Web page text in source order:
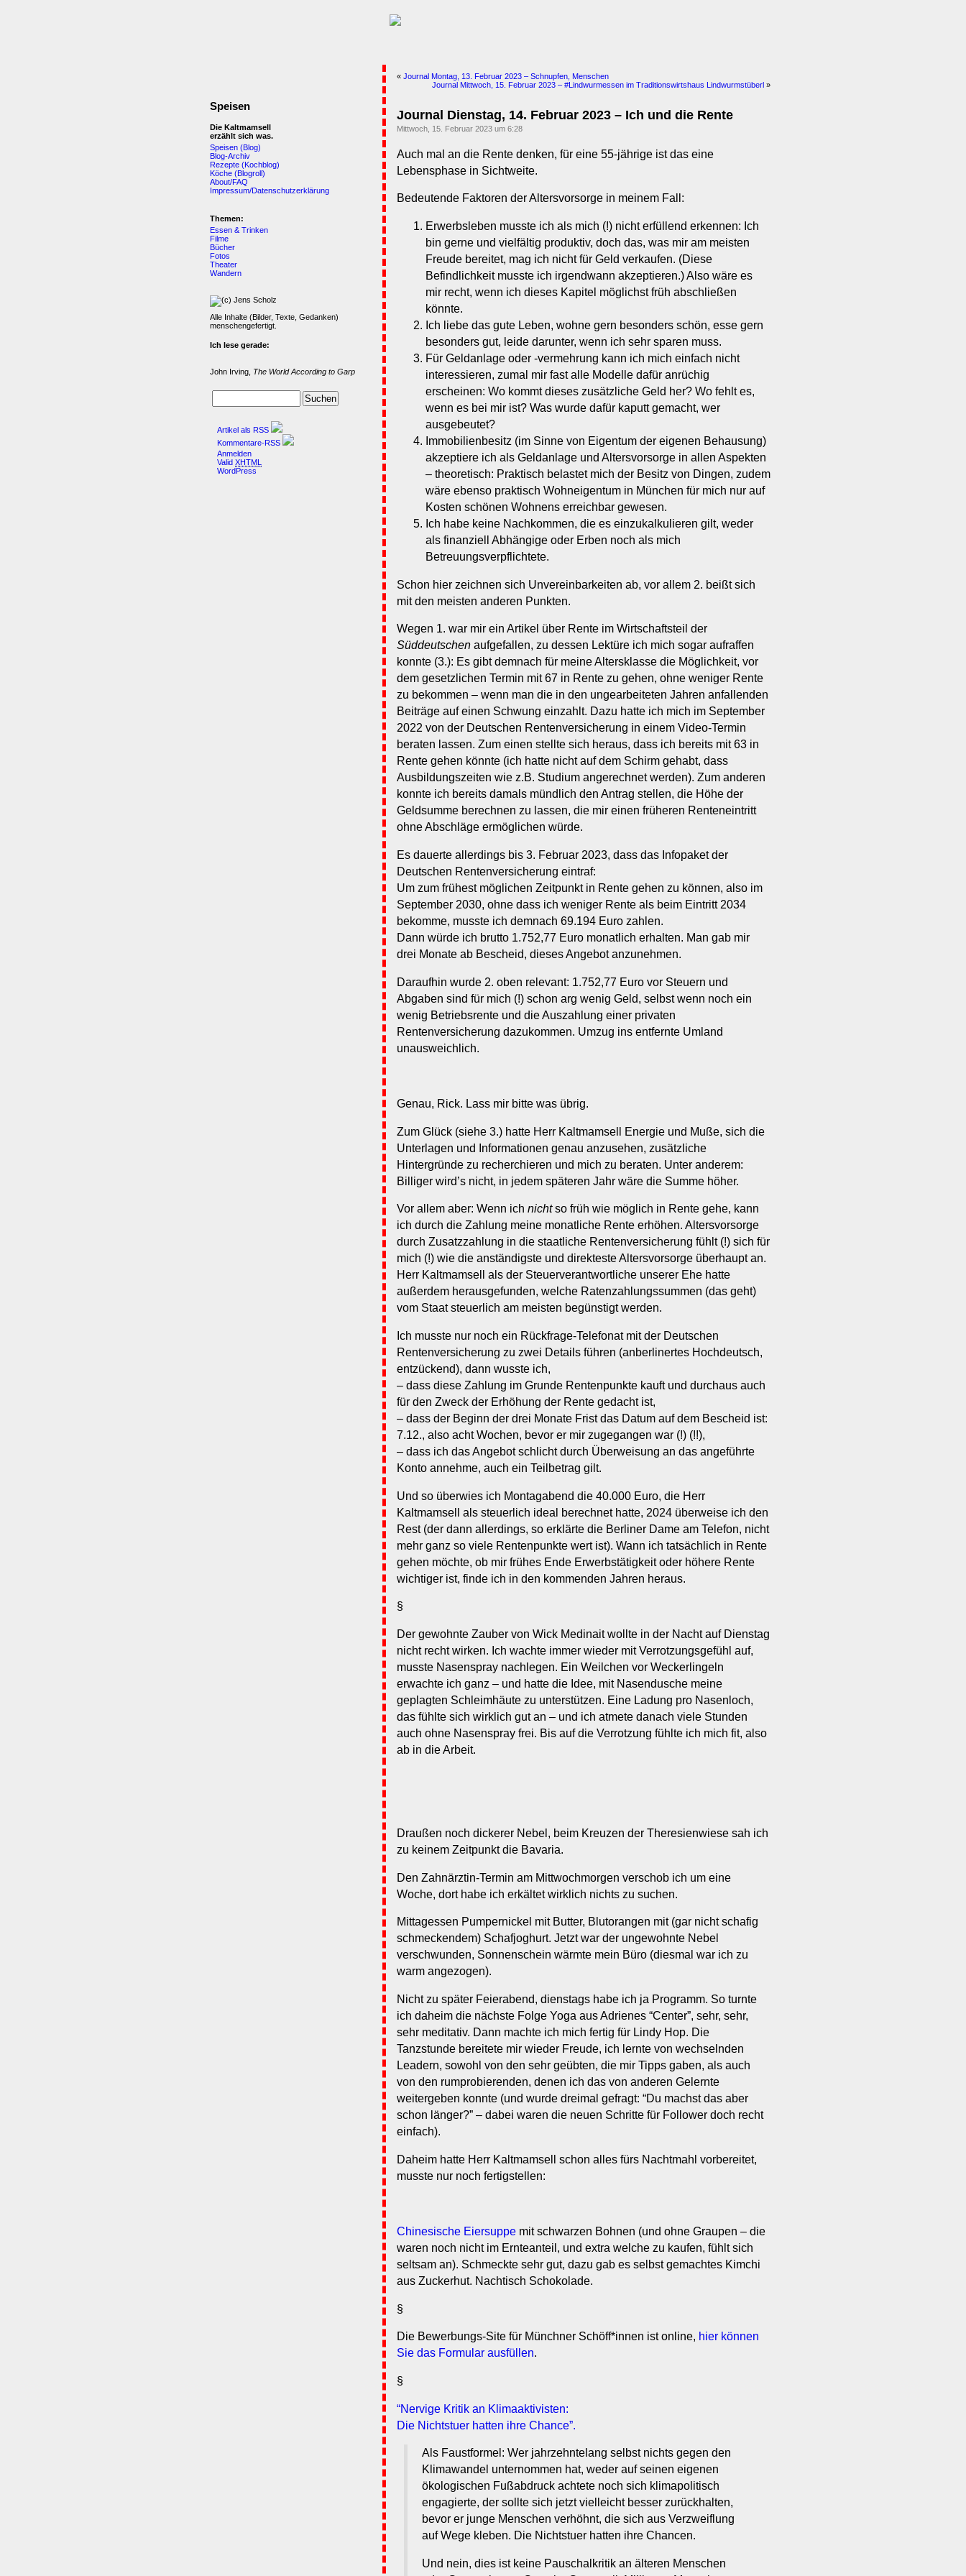
« Journal Montag, 13. Februar 2023 – Schnupfen, Menschen
Journal Mittwoch, 15. Februar 2023 – #Lindwurmessen im Traditionswirtshaus Lindwurmstüberl »
Journal Dienstag, 14. Februar 2023 – Ich und die Rente
Mittwoch, 15. Februar 2023 um 6:28
Auch mal an die Rente denken, für eine 55-jährige ist das eine
Lebensphase in Sichtweite.
Bedeutende Faktoren der Altersvorsorge in meinem Fall:
Erwerbsleben musste ich als mich (!) nicht erfüllend erkennen: Ich
bin gerne und vielfältig produktiv, doch das, was mir am meisten
Freude bereitet, mag ich nicht für Geld verkaufen. (Diese
Befindlichkeit musste ich irgendwann akzeptieren.) Also wäre es
mir recht, wenn ich dieses Kapitel möglichst früh abschließen
könnte.
Ich liebe das gute Leben, wohne gern besonders schön, esse gern
besonders gut, leide darunter, wenn ich sehr sparen muss.
Für Geldanlage oder -vermehrung kann ich mich einfach nicht
interessieren, zumal mir fast alle Modelle dafür anrüchig
erscheinen: Wo kommt dieses zusätzliche Geld her? Wo fehlt es,
wenn es bei mir ist? Was wurde dafür kaputt gemacht, wer
ausgebeutet?
Immobilienbesitz (im Sinne von Eigentum der eigenen Behausung)
akzeptiere ich als Geldanlage und Altersvorsorge in allen Aspekten
– theoretisch: Praktisch belastet mich der Besitz von Dingen, zudem
wäre ebenso praktisch Wohneigentum in München für mich nur auf
Kosten schönen Wohnens erreichbar gewesen.
Ich habe keine Nachkommen, die es einzukalkulieren gilt, weder
als finanziell Abhängige oder Erben noch als mich
Betreuungsverpflichtete.
Schon hier zeichnen sich Unvereinbarkeiten ab, vor allem 2. beißt sich
mit den meisten anderen Punkten.
Wegen 1. war mir ein Artikel über Rente im Wirtschaftsteil der
Süddeutschen aufgefallen, zu dessen Lektüre ich mich sogar aufraffen
konnte (3.): Es gibt demnach für meine Altersklasse die Möglichkeit, vor
dem gesetzlichen Termin mit 67 in Rente zu gehen, ohne weniger Rente
zu bekommen – wenn man die in den ungearbeiteten Jahren anfallenden
Beiträge auf einen Schwung einzahlt. Dazu hatte ich mich im September
2022 von der Deutschen Rentenversicherung in einem Video-Termin
beraten lassen. Zum einen stellte sich heraus, dass ich bereits mit 63 in
Rente gehen könnte (ich hatte nicht auf dem Schirm gehabt, dass
Ausbildungszeiten wie z.B. Studium angerechnet werden). Zum anderen
konnte ich bereits damals mündlich den Antrag stellen, die Höhe der
Geldsumme berechnen zu lassen, die mir einen früheren Renteneintritt
ohne Abschläge ermöglichen würde.
Es dauerte allerdings bis 3. Februar 2023, dass das Infopaket der
Deutschen Rentenversicherung eintraf:
Um zum frühest möglichen Zeitpunkt in Rente gehen zu können, also im
September 2030, ohne dass ich weniger Rente als beim Eintritt 2034
bekomme, musste ich demnach 69.194 Euro zahlen.
Dann würde ich brutto 1.752,77 Euro monatlich erhalten. Man gab mir
drei Monate ab Bescheid, dieses Angebot anzunehmen.
Daraufhin wurde 2. oben relevant: 1.752,77 Euro vor Steuern und
Abgaben sind für mich (!) schon arg wenig Geld, selbst wenn noch ein
wenig Betriebsrente und die Auszahlung einer privaten
Rentenversicherung dazukommen. Umzug ins entfernte Umland
unausweichlich.
Genau, Rick. Lass mir bitte was übrig.
Zum Glück (siehe 3.) hatte Herr Kaltmamsell Energie und Muße, sich die
Unterlagen und Informationen genau anzusehen, zusätzliche
Hintergründe zu recherchieren und mich zu beraten. Unter anderem:
Billiger wird’s nicht, in jedem späteren Jahr wäre die Summe höher.
Vor allem aber: Wenn ich nichtso früh wie möglich in Rente gehe, kann
ich durch die Zahlung meine monatliche Rente erhöhen. Altersvorsorge
durch Zusatzzahlung in die staatliche Rentenversicherung fühlt (!) sich für
mich (!) wie die anständigste und direkteste Altersvorsorge überhaupt an.
Herr Kaltmamsell als der Steuerverantwortliche unserer Ehe hatte
außerdem herausgefunden, welche Ratenzahlungssummen (das geht)
vom Staat steuerlich am meisten begünstigt werden.
Ich musste nur noch ein Rückfrage-Telefonat mit der Deutschen
Rentenversicherung zu zwei Details führen (anberlinertes Hochdeutsch,
entzückend), dann wusste ich,
– dass diese Zahlung im Grunde Rentenpunkte kauft und durchaus auch
für den Zweck der Erhöhung der Rente gedacht ist,
– dass der Beginn der drei Monate Frist das Datum auf dem Bescheid ist:
7.12., also acht Wochen, bevor er mir zugegangen war (!) (!!),
– dass ich das Angebot schlicht durch Überweisung an das angeführte
Konto annehme, auch ein Teilbetrag gilt.
Und so überwies ich Montagabend die 40.000 Euro, die Herr
Kaltmamsell als steuerlich ideal berechnet hatte, 2024 überweise ich den
Rest (der dann allerdings, so erklärte die Berliner Dame am Telefon, nicht
mehr ganz so viele Rentenpunkte wert ist). Wann ich tatsächlich in Rente
gehen möchte, ob mir frühes Ende Erwerbstätigkeit oder höhere Rente
wichtiger ist, finde ich in den kommenden Jahren heraus.
§
Der gewohnte Zauber von Wick Medinait wollte in der Nacht auf Dienstag
nicht recht wirken. Ich wachte immer wieder mit Verrotzungsgefühl auf,
musste Nasenspray nachlegen. Ein Weilchen vor Weckerlingeln
erwachte ich ganz – und hatte die Idee, mit Nasendusche meine
geplagten Schleimhäute zu unterstützen. Eine Ladung pro Nasenloch,
das fühlte sich wirklich gut an – und ich atmete danach viele Stunden
auch ohne Nasenspray frei. Bis auf die Verrotzung fühlte ich mich fit, also
ab in die Arbeit.
Draußen noch dickerer Nebel, beim Kreuzen der Theresienwiese sah ich
zu keinem Zeitpunkt die Bavaria.
Den Zahnärztin-Termin am Mittwochmorgen verschob ich um eine
Woche, dort habe ich erkältet wirklich nichts zu suchen.
Mittagessen Pumpernickel mit Butter, Blutorangen mit (gar nicht schafig
schmeckendem) Schafjoghurt. Jetzt war der ungewohnte Nebel
verschwunden, Sonnenschein wärmte mein Büro (diesmal war ich zu
warm angezogen).
Nicht zu später Feierabend, dienstags habe ich ja Programm. So turnte
ich daheim die nächste Folge Yoga aus Adrienes “Center”, sehr, sehr,
sehr meditativ. Dann machte ich mich fertig für Lindy Hop. Die
Tanzstunde bereitete mir wieder Freude, ich lernte von wechselnden
Leadern, sowohl von den sehr geübten, die mir Tipps gaben, als auch
von den rumprobierenden, denen ich das von anderen Gelernte
weitergeben konnte (und wurde dreimal gefragt: “Du machst das aber
schon länger?” – dabei waren die neuen Schritte für Follower doch recht
einfach).
Daheim hatte Herr Kaltmamsell schon alles fürs Nachtmahl vorbereitet,
musste nur noch fertigstellen:
Chinesische Eiersuppe mit schwarzen Bohnen (und ohne Graupen – die
waren noch nicht im Ernteanteil, und extra welche zu kaufen, fühlt sich
seltsam an). Schmeckte sehr gut, dazu gab es selbst gemachtes Kimchi
aus Zuckerhut. Nachtisch Schokolade.
§
Die Bewerbungs-Site für Münchner Schöff*innen ist online, hier können
Sie das Formular ausfüllen.
§
“Nervige Kritik an Klimaaktivisten:
Die Nichtstuer hatten ihre Chance”.
Als Faustformel: Wer jahrzehntelang selbst nichts gegen den
Klimawandel unternommen hat, weder auf seinen eigenen
ökologischen Fußabdruck achtete noch sich klimapolitisch
engagierte, der sollte sich jetzt vielleicht besser zurückhalten,
bevor er junge Menschen verhöhnt, die sich aus Verzweiflung
auf Wege kleben. Die Nichtstuer hatten ihre Chancen.
Und nein, dies ist keine Pauschalkritik an älteren Menschen
Speisen
Die Kaltmamsell
erzählt sich was.
Speisen (Blog)
Blog-Archiv
Rezepte (Kochblog)
Köche (Blogroll)
About/FAQ
Impressum/Datenschutzerklärung
Themen:
Essen & Trinken
Filme
Bücher
Fotos
Theater
Wandern
Alle Inhalte (Bilder, Texte, Gedanken)
menschengefertigt.
Ich lese gerade:
John Irving, The World According to Garp
Artikel als RSS
Kommentare-RSS
Anmelden
Valid XHTML
WordPress